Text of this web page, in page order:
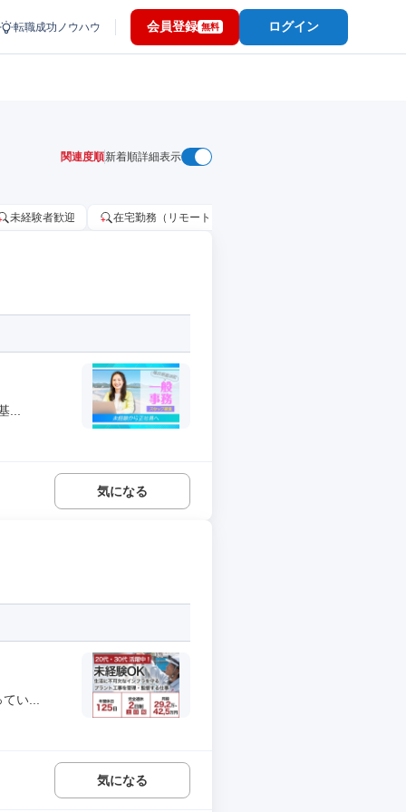
転職成功ノウハウ 会員登録 無料 ログイン
関連度順新着順詳細表示
未経験者歓迎 在宅勤務（リモートワーク）OK
...
気になる
い...
気になる